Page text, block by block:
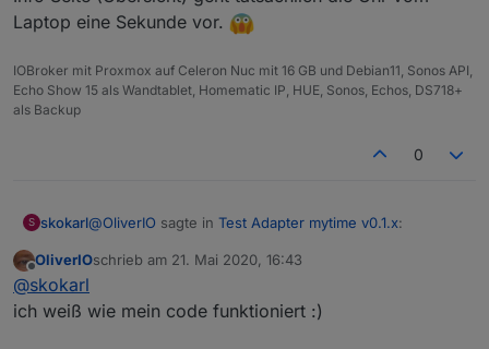
Laptop eine Sekunde vor.
IOBroker mit Proxmox auf Celeron Nuc mit 16 GB und Debian11, Sonos API,
Echo Show 15 als Wandtablet, Homematic IP, HUE, Sonos, Echos, DS718+
als Backup
0
S skokarl@OliverIO sagte in Test Adapter mytime v0.1.x:
client überprüft?
eine abweichung von mehr wie 1er sekunde
Du bist schon ein Fuchs..... wenn ich die Uhr vom
Offline
OliverIOschrieb am 21. Mai 2020, 16:43
zuletzt editiert von
@skokarl
ich weiß wie mein code funktioniert :)